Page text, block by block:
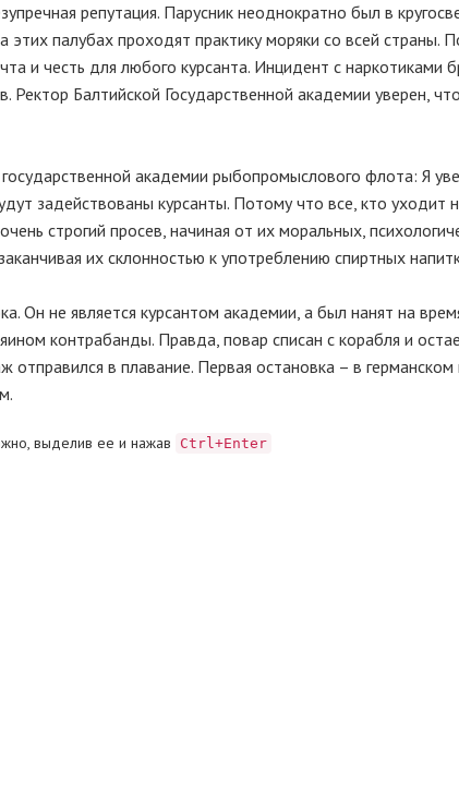
репутация. Парусник неоднократно был в
палубах проходят практику моряки со всей страны.
и честь для любого курсанта. Инцидент с наркотиками
Ректор Балтийской Государственной академии уверен,
академии рыбопромыслового флота: Я
задействованы курсанты. Потому что все, кто уходит
строгий просев, начиная от их моральных,
их склонностью к употреблению спиртных
Он не является курсантом академии, а был нанят на
контрабанды. Правда, повар списан с корабля и
отправился в плавание. Первая остановка – в германском
выделив ее и нажав Ctrl+Enter